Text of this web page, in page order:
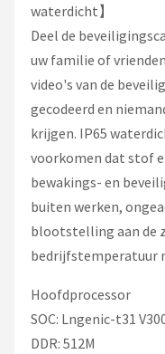
waterdicht】
Deel de
uw familie of
video's van de
gecodeerd en
krijgen. IP65
voorkomen dat stof
bewakings- en
buiten werken,
blootstelling aan de
bedrijfstemperatuur
Hoofdprocessor
SOC: Lngenic-t31
DDR: 512M